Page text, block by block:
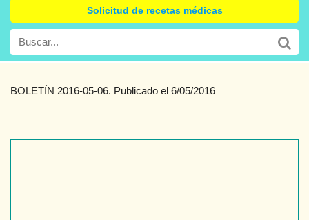
Solicitud de recetas médicas
BOLETÍN 2016-05-06. Publicado el 6/05/2016